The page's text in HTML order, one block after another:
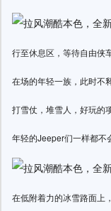
行至休息区，等待自由侠
在场的年轻一族，此时不
打雪仗，堆雪人，好玩的
年轻的Jeeper们一样都不
在低附着力的冰雪路面上